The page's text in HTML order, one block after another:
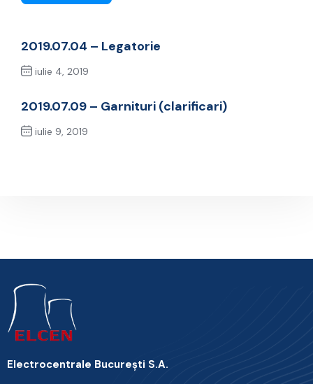
2019.07.04 – Legatorie
iulie 4, 2019
2019.07.09 – Garnituri (clarificari)
iulie 9, 2019
Electrocentrale Bucureşti S.A.